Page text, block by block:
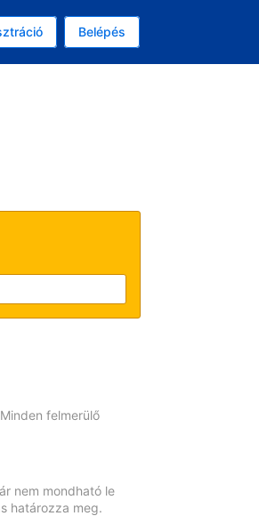
dollár
Belépés
felmerülő
nem mondható le
határozza meg.